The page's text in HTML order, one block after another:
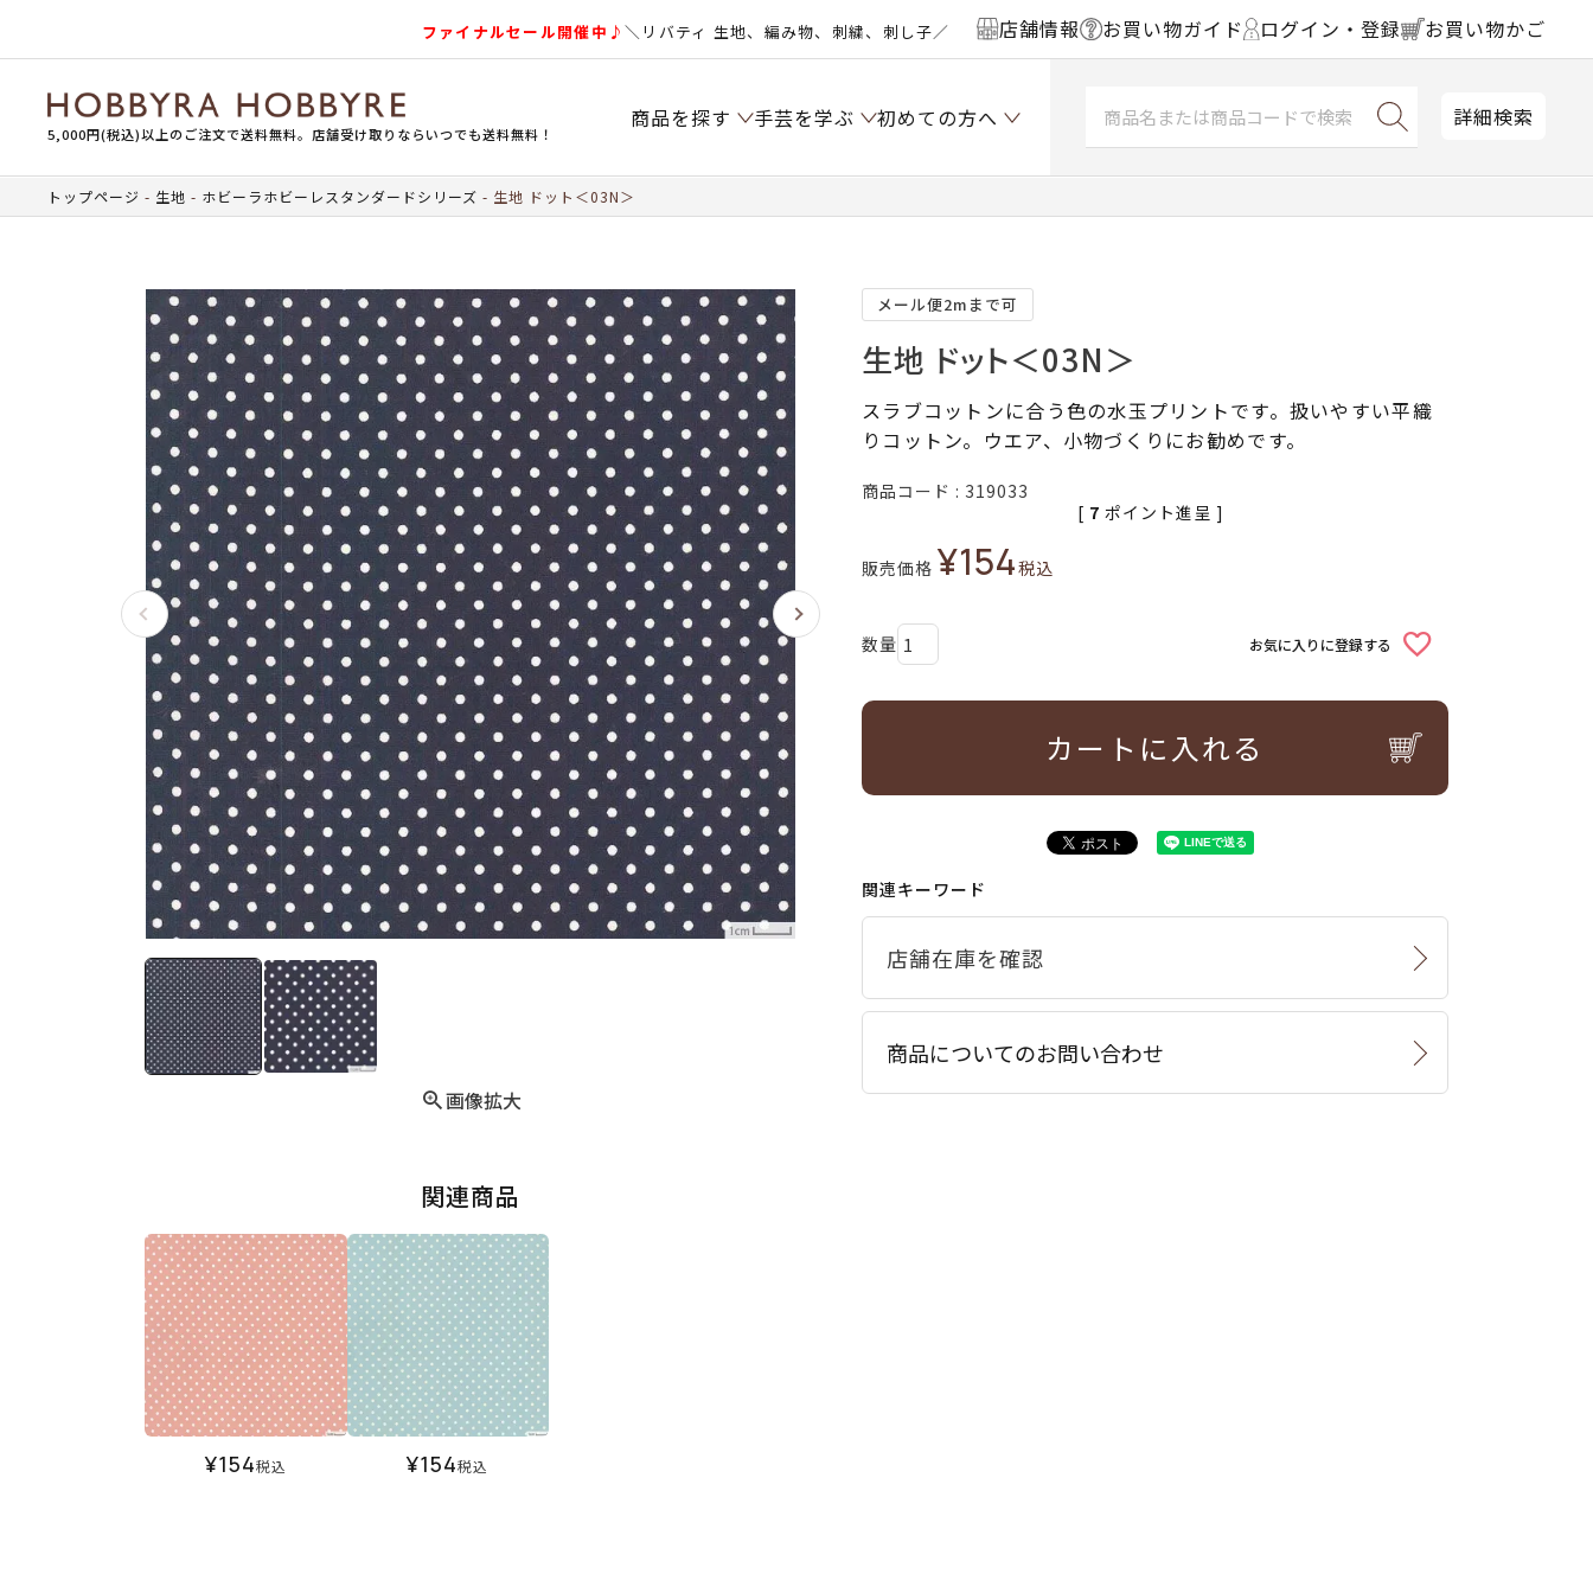
ファイナルセール開催中♪＼リバティ 生地、編み物、刺繍、刺し子／ 店舗情報 お買い物ガイド ログイン・登録 お買い物かご
5,000円(税込)以上のご注文で送料無料。店舗受け取りならいつでも送料無料！
商品を探す 手芸を学ぶ 初めての方へ 詳細検索
トップページ 生地 ホビーラホビーレスタンダードシリーズ 生地 ドット＜03N＞
画像拡大
関連商品
¥154税込 ¥154税込
メール便2mまで可
生地 ドット＜03N＞
スラブコットンに合う色の水玉プリントです。扱いやすい平織
りコットン。ウエア、小物づくりにお勧めです。
商品コード 319033
販売価格 ¥154税込
[ 7 ポイント進呈 ]
お気に入りに登録する
カートに入れる
関連キーワード
商品についてのお問い合わせ